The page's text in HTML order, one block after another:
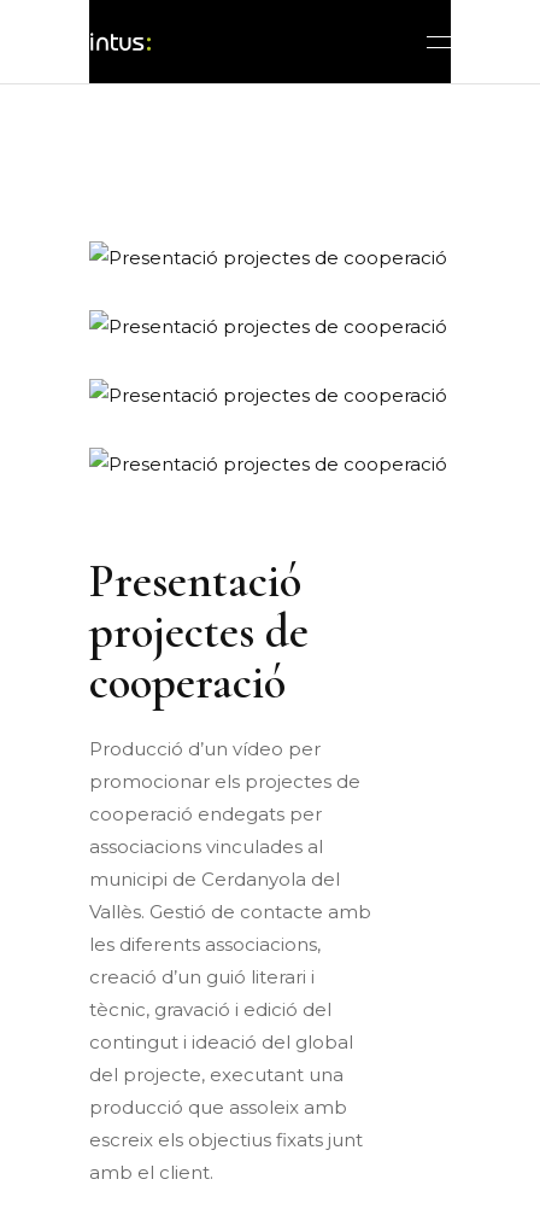
Presentació
projectes de
cooperació
Producció d’un vídeo per
promocionar els projectes de
cooperació endegats per
associacions vinculades al
municipi de Cerdanyola del
Vallès. Gestió de contacte amb
les diferents associacions,
creació d’un guió literari i
tècnic, gravació i edició del
contingut i ideació del global
del projecte, executant una
producció que assoleix amb
escreix els objectius fixats junt
amb el client.